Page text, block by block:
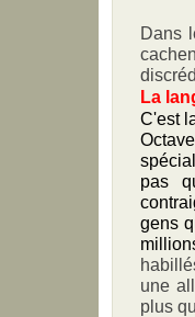
Dans
La
C'est
pas
gens
une
plus